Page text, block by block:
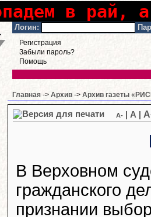
в рай,
Логин:
Регистрация
Забыли пароль?
Помощь
Главная -> Архив -> Архив газеты
A- A
В Верховном
гражданского
признании